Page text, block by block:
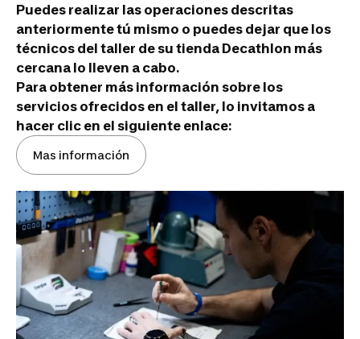
Puedes realizar las operaciones descritas
anteriormente tú mismo o puedes dejar que los
técnicos del taller de su tienda Decathlon más
cercana lo lleven a cabo.
Para obtener más información sobre los
servicios ofrecidos en el taller, lo invitamos a
hacer clic en el siguiente enlace:
Mas información